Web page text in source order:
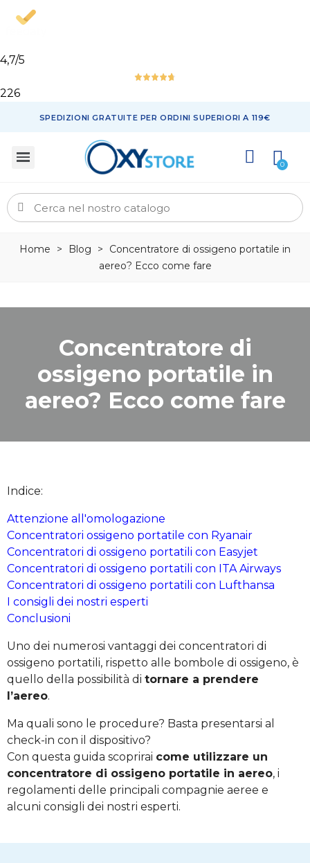
4,7/5
226
SPEDIZIONI GRATUITE PER ORDINI SUPERIORI A 119€
Home > Blog >
Concentratore di ossigeno portatile in
aereo? Ecco come fare
Concentratore di
ossigeno portatile in
aereo? Ecco come fare
Indice:
Attenzione all'omologazione
Concentratori ossigeno portatile con Ryanair
Concentratori di ossigeno portatili con Easyjet
Concentratori di ossigeno portatili con ITA Airways
Concentratori di ossigeno portatili con Lufthansa
I consigli dei nostri esperti
Conclusioni
Uno dei numerosi vantaggi dei concentratori di
ossigeno portatili, rispetto alle bombole di ossigeno, è
quello della possibilità di tornare a prendere
l’aereo.
Ma quali sono le procedure? Basta presentarsi al
check-in con il dispositivo?
Con questa guida scoprirai come utilizzare un
concentratore di ossigeno portatile in aereo, i
regolamenti delle principali compagnie aeree e
alcuni consigli dei nostri esperti.